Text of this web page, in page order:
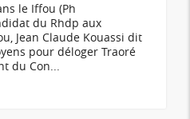
le Iffou (Ph
du Rhdp aux
Jean Claude Kouassi dit
pour déloger Traoré
du Con...